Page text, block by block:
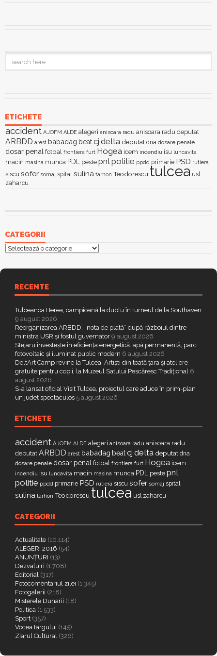
ETICHETE
accident AJOFM ALDE alegeri anisoara radu anisoara radu deputat
ARBDD arest babadag beatcj delta deputat dna dosare penale
dosar penal fotbal frontiera furt Hogea icem incendiu isu luncavita
macin masina munca PDL peste pnlpolitie ppdd primarie PSD rutiera
siscu sofer somaj spital sulina tarhon Teodorescu tulcea usl
zaharcu
CATEGORII
Categorii
RECENTE
Tulceanca Herea, campioană la dublu în turneul de la Southaven
9 august 2026
Reorganizarea ARBDD, „nota de plată” după războiul dintre
ministra USR și fostul guvernator 9 august 2026
Stejaru investește în eficiența energetică: apă permanentă, parc
fotovoltaic și iluminat public modern 6 august 2026
DeltArt Camp revine la Tulcea. Artiști din toată țara și ateliere
gratuite pentru copii, la Muzeul Satului Pescăresc Tradițional 6
august 2026
S-a lansat oficial Visit Tulcea, proiectul care aduce în prim-plan
un județ spectaculos 5 august 2026
ETICHETE
accident AJOFM ALDE alegeri anisoara radu anisoara radu
deputat ARBDD arest babadag beatcj delta deputat dna
dosare penale dosar penal fotbal frontiera furt Hogea icem
incendiu isu luncavita macin masina munca PDL peste pnl
politie ppdd primarie PSD rutiera siscu sofer somaj spital
sulina tarhon Teodorescu tulcea usl zaharcu
CATEGORII
Actualitate (10.114)
ALEGERI 2016 (54)
ANUNȚURI (13)
Dezvaluiri (1.708)
Editorial (317)
Fotocomentariul zilei (1.345)
Fotogalerii (218)
Misterele Dunarii (18)
Politica (1.533)
Sport (357)
Vocea targului (145)
Ziarul Cultural (326)